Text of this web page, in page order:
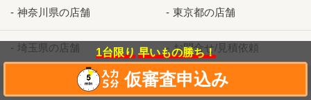
1台限り 早いもの勝ち！
仮審査申込み
神奈川県の店舗 東京都の店舗
埼玉県の店舗 お問合せ/見積依頼
お知らせ